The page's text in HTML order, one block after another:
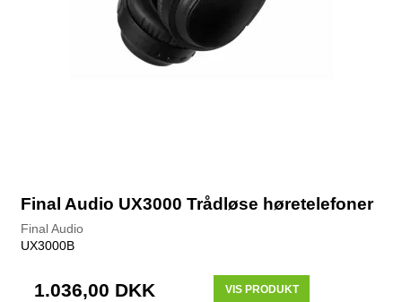
Final Audio UX3000 Trådløse høretelefoner
Final Audio
UX3000B
1.036,00 DKK VIS PRODUKT